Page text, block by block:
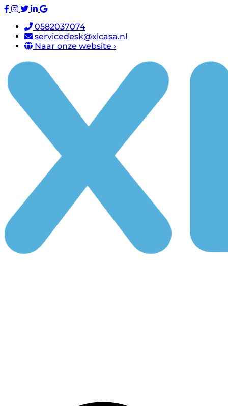
0582037074
servicedesk@xlcasa.nl
Naar onze website ›